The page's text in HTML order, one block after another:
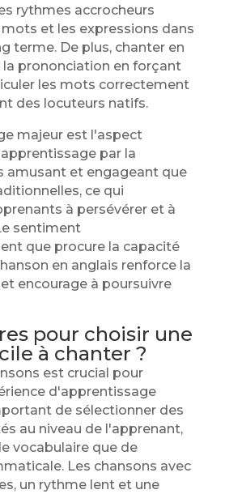
rythmes accrocheurs
et les expressions dans
terme. De plus, chanter en
la prononciation en forçant
les mots correctement
des locuteurs natifs.
majeur est l'aspect
par la
amusant et engageant que
ce qui
à persévérer et à
sentiment
que procure la capacité
en anglais renforce la
encourage à poursuivre
pour choisir une
à chanter ?
est crucial pour
d'apprentissage
de sélectionner des
au niveau de l'apprenant,
vocabulaire que de
Les chansons avec
un rythme lent et une